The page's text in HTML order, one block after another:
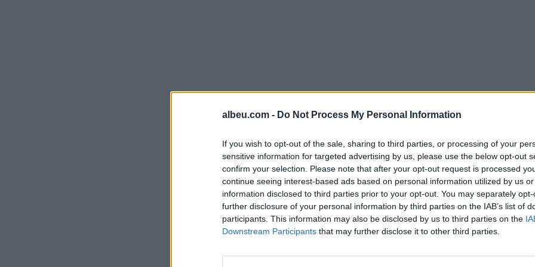
albeu.com - Do Not Process My Personal Information
If you wish to opt-out of the sale, sharing to third parties, or processing of your
sensitive information for targeted advertising by us, please use the below opt-out
confirm your selection. Please note that after your opt-out request is processed
continue seeing interest-based ads based on personal information utilized by us
information disclosed to third parties prior to your opt-out. You may separately
further disclosure of your personal information by third parties on the IAB’s list of
participants. This information may also be disclosed by us to third parties on the
Downstream Participants that may further disclose it to other third parties.